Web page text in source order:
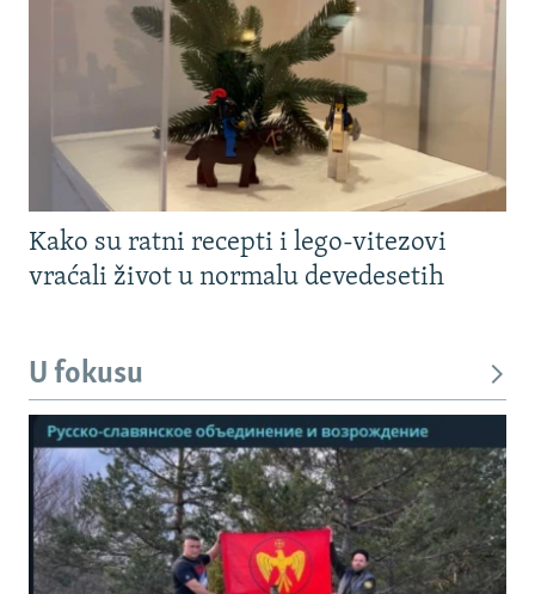
Kako su ratni recepti i lego-vitezovi
vraćali život u normalu devedesetih
U fokusu